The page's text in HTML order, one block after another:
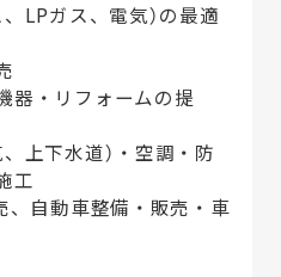
LPガス、電気）の最適
器・リフォームの提
上下水道）・空調・防
工
、自動車整備・販売・車